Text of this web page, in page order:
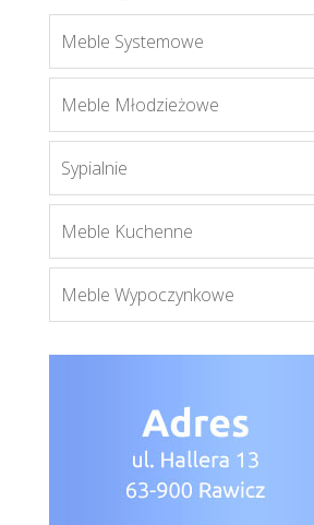
Meble Systemowe
Meble Młodzieżowe
Sypialnie
Meble Kuchenne
Meble Wypoczynkowe